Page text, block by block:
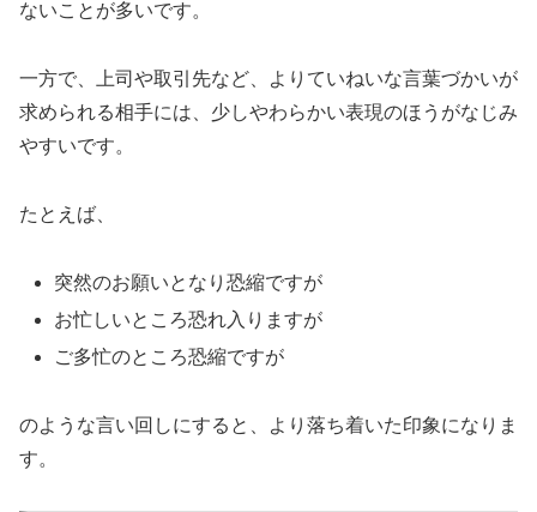
ないことが多いです。
一方で、上司や取引先など、よりていねいな言葉づかいが
求められる相手には、少しやわらかい表現のほうがなじみ
やすいです。
たとえば、
突然のお願いとなり恐縮ですが
お忙しいところ恐れ入りますが
ご多忙のところ恐縮ですが
のような言い回しにすると、より落ち着いた印象になりま
す。